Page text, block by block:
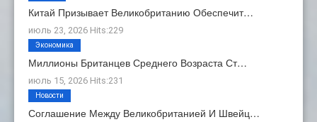
Китай Призывает Великобританию Обеспечит…
июль 23, 2026 Hits:229
Миллионы Британцев Среднего Возраста Ст…
июль 15, 2026 Hits:231
Экономика
Соглашение Между Великобританией И Швейц…
Новости